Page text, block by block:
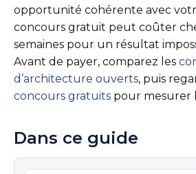
opportunité cohérente avec
concours gratuit peut coûter
semaines pour un résultat
Avant de payer, comparez les
d’architecture ouverts, puis
concours gratuits pour mesurer
Dans ce guide